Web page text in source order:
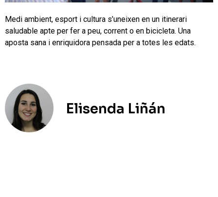
Medi ambient, esport i cultura s’uneixen en un itinerari
saludable apte per fer a peu, corrent o en bicicleta. Una
aposta sana i enriquidora pensada per a totes les edats.
Elisenda Liñán